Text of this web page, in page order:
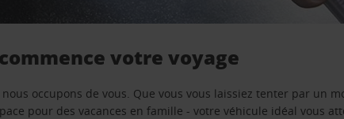
votre voyage
occupons de vous. Que vous vous laissiez tenter par un
pour des vacances en famille - votre véhicule idéal vous